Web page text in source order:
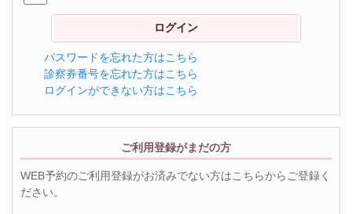
パスワードを忘れた方はこちら
診察券番号を忘れた方はこちら
ログインができない方はこちら
ご利用登録がまだの方
WEB予約のご利用登録がお済みでない方はこちらからご登録く
ださい。